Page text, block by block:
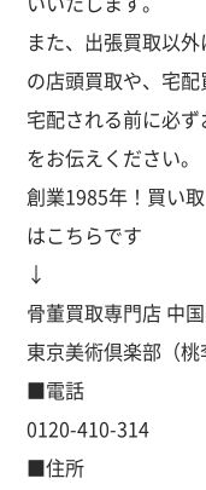
また、出張買取以
の店頭買取や、宅配
宅配される前に必
をお伝えください。
創業1985年！買い
はこちらです
↓
骨董買取専門店 中
東京美術倶楽部（桃
■電話
0120-410-314
■住所